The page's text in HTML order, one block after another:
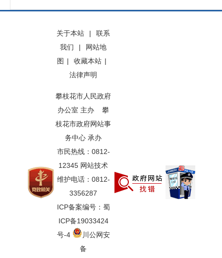
关于本站 |
联系
我们
|
网站地
图 | 收藏本站 |
法律声明
攀枝花市人民政府
办公室 主办 攀
枝花市政府网站事
务中心 承办
市民热线：0812-
12345 网站技术
维护电话：0812-
3356287
ICP备案编号：蜀
ICP备19033424
号-4
川公网安
备